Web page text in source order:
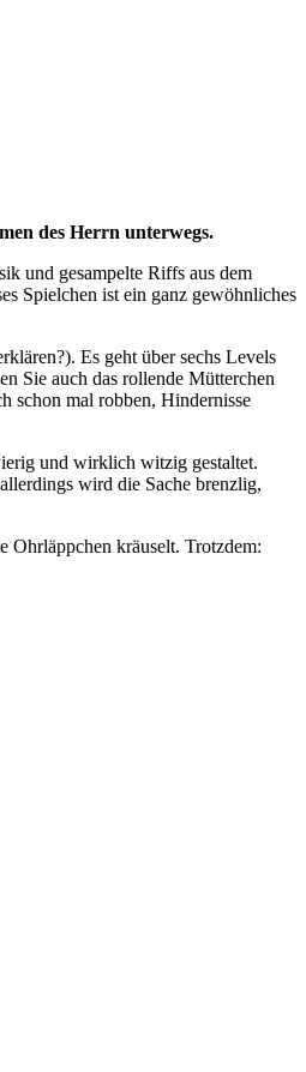
des Herrn unterwegs.
und gesampelte Riffs aus dem
Spielchen ist ein ganz gewöhnliches
Es geht über sechs Levels
Sie auch das rollende Mütterchen
schon mal robben, Hindernisse
und wirklich witzig gestaltet.
wird die Sache brenzlig,
Ohrläppchen kräuselt. Trotzdem: